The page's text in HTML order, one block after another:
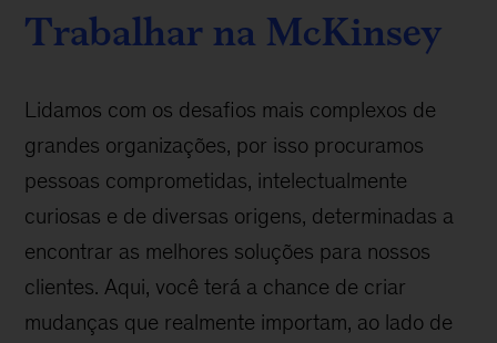
Trabalhar na McKinsey
Lidamos com os desafios mais complexos de
grandes organizações, por isso procuramos
pessoas comprometidas, intelectualmente
curiosas e de diversas origens, determinadas a
encontrar as melhores soluções para nossos
clientes. Aqui, você terá a chance de criar
mudanças que realmente importam, ao lado de